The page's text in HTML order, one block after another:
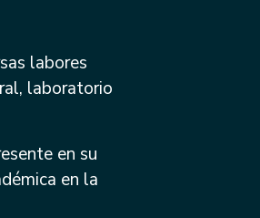
labores
laboratorio
en su
en la